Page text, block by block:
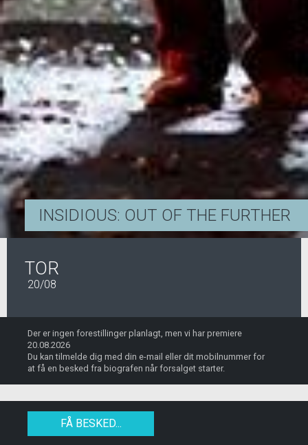
INSIDIOUS: OUT OF THE FURTHER
TOR
20/08
Der er ingen forestillinger planlagt, men vi har premiere
20.08.2026
Du kan tilmelde dig med din e-mail eller dit mobilnummer for
at få en besked fra biografen når forsalget starter.
FÅ BESKED...